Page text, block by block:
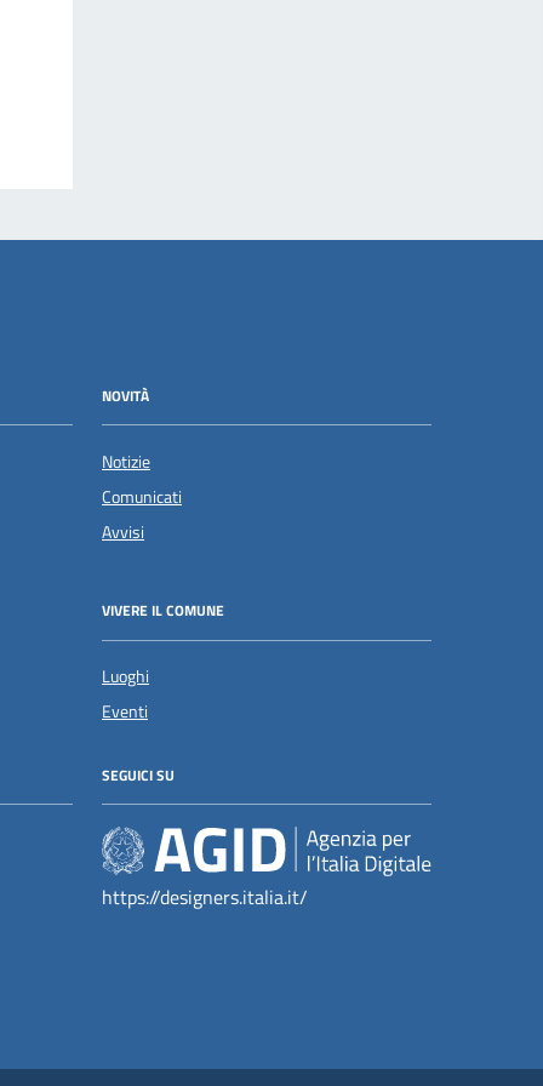
NOVITÀ
Notizie
Comunicati
Avvisi
VIVERE IL COMUNE
Luoghi
Eventi
SEGUICI SU
https://designers.italia.it/